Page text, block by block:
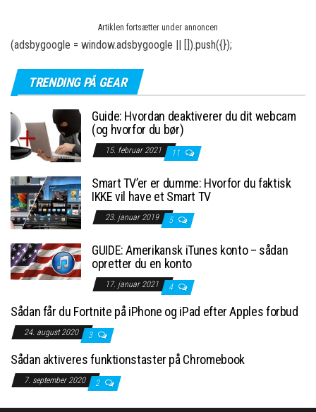
Artiklen fortsætter under annoncen
(adsbygoogle = window.adsbygoogle || []).push({});
TRENDING PÅ GEAR
Guide: Hvordan deaktiverer du dit webcam
(og hvorfor du bør)
15. februar 2021 11
Smart TV’er er dumme: Hvorfor du faktisk
IKKE vil have et Smart TV
23. januar 2019 5
GUIDE: Amerikansk iTunes konto – sådan
opretter du en konto
17. januar 2021 4
Sådan får du Fortnite på iPhone og iPad efter Apples forbud
24. august 2020 3
Sådan aktiveres funktionstaster på Chromebook
7. september 2020 2